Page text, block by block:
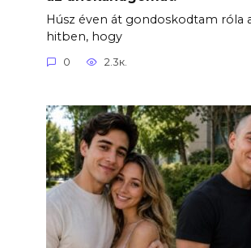
Húsz éven át gondoskodtam róla
hitben, hogy
0 2.3к.